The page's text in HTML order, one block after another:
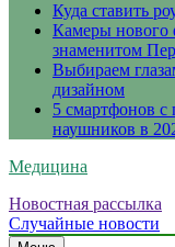
Куда ставить
Камеры нового
знаменитом
Выбираем
дизайном
5 смартфонов с
наушников в
Медицина
Новостная рассылка
Случайные новости